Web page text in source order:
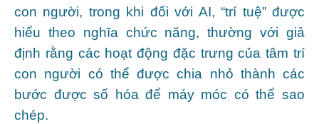
con người, trong khi đối với AI, “trí tuệ” được
hiểu theo nghĩa chức năng, thường với giả
định rằng các hoạt động đặc trưng của tâm trí
con người có thể được chia nhỏ thành các
bước được số hóa để máy móc có thể sao
chép.